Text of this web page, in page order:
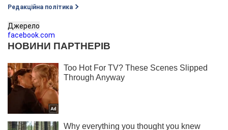
Редакційна політика
Джерело
facebook.com